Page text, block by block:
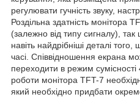
регулювати гучність звуку,
Роздільна здатність монітора
(залежно від типу сигналу),
навіть найдрібніші деталі
часі. Співвідношення екрана
переходити в режим
роботи монітора TFT-7
який необхідно придбати